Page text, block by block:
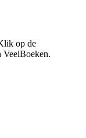
op de
VeelBoeken.